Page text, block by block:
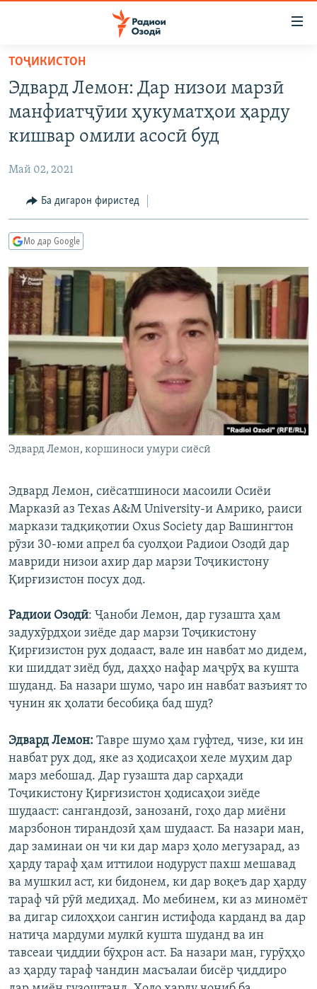
Ҷаҳиш
мояи
аслӣ
ба
феҳристи
Ҷаҳиш
ба
ҷустор
СИЁСАТ
ҚАЗИЯИ "КРОКУС"
ОСИЁИ МАРКАЗӢ
ВАРЗИШ
ГАПИ ОЗОД
РӮЗГОРИ МУҲОҶИР
ТАҲҚИҚОТ
ҶАНГ ДАР УКРАИНА
ОЗОДӢ ОНЛАЙН
ЧАНДРАСОНАӢ
ВИДЕО
НИГОРИСТОН
ГУЗОРИШҲОИ РАДИОӢ
РӮЙХАТҲО
КИТОБҲОИ ОЗОДӢ
Русский
ПАЙГИРӢ КУНЕД
ТОҶИКИСТОН
Эдвард Лемон: Дар низои марзӣ
манфиатҷӯии ҳукуматҳои ҳарду
кишвар омили асосӣ буд
Май 02, 2021
Ба дигарон фиристед
Мо дар Google
Эдвард Лемон, коршиноси умури сиёсӣ
Эдвард Лемон, сиёсатшиноси масоили Осиёи
Марказӣ аз Texas A&M University-и Амрико, раиси
маркази тадқиқотии Oxus Society дар Вашингтон
рӯзи 30-юми апрел ба суолҳои Радиои Озодӣ дар
мавриди низои ахир дар марзи Тоҷикистону
Қирғизистон посух дод.
Радиои Озодӣ: Ҷаноби Лемон, дар гузашта ҳам
задухӯрдҳои зиёде дар марзи Тоҷикистону
Қирғизистон рух додааст, вале ин навбат мо дидем,
ки шиддат зиёд буд, даҳҳо нафар маҷрӯҳ ва кушта
шуданд. Ба назари шумо, чаро ин навбат вазъият то
чунин як ҳолати бесобиқа бад шуд?
Эдвард Лемон: Тавре шумо ҳам гуфтед, чизе, ки ин
навбат рух дод, яке аз ҳодисаҳои хеле муҳим дар
марз мебошад. Дар гузашта дар сарҳади
Тоҷикистону Қирғизистон ҳодисаҳои зиёде
шудааст: сангандозӣ, занозанӣ, гоҳо дар миёни
марзбонон тирандозӣ ҳам шудааст. Ба назари ман,
дар заминаи он чи ки дар марз ҳоло мегузарад, аз
ҳарду тараф ҳам иттилои нодуруст пахш мешавад
ва мушкил аст, ки бидонем, ки дар воқеъ дар ҳарду
тараф чӣ рӯй медиҳад. Мо мебинем, ки аз миномёт
ва дигар силоҳҳои сангин истифода карданд ва дар
натиҷа мардуми мулкӣ кушта шуданд ва ин
тавсеаи ҷиддии бӯҳрон аст. Ба назари ман, гурӯҳҳо
аз ҳарду тараф чандин масъалаи бисёр ҷиддиро